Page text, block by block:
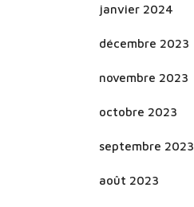
janvier 2024
décembre 2023
novembre 2023
octobre 2023
septembre 2023
août 2023